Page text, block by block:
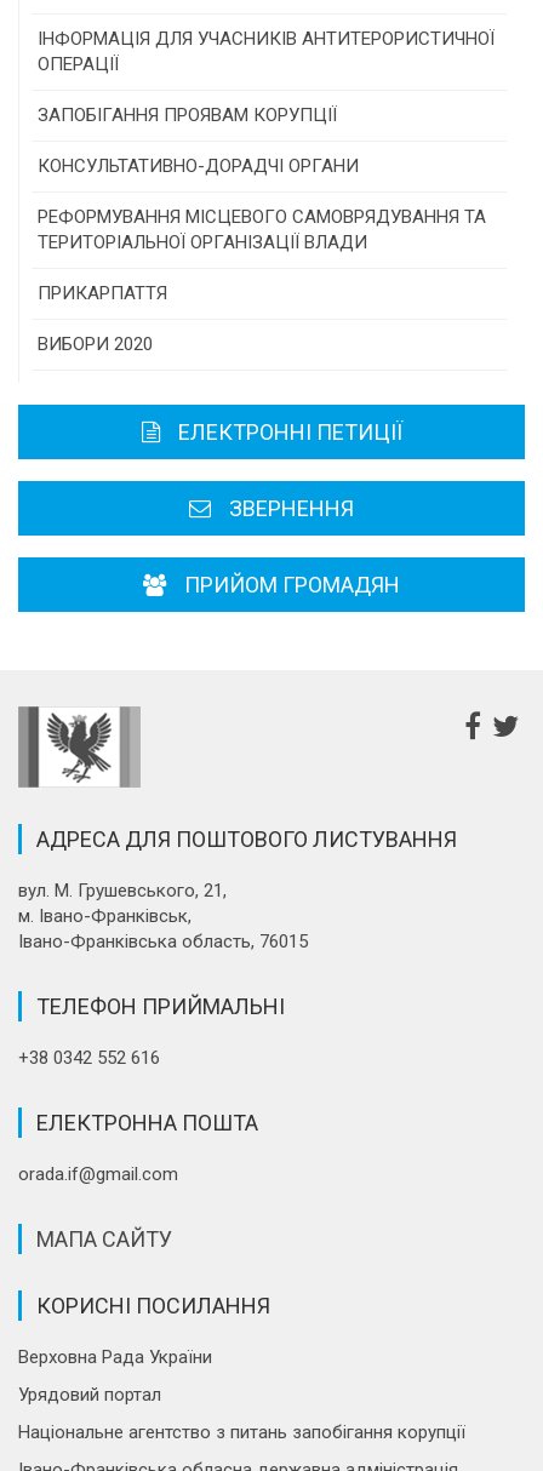
Конкурс проектів та програм місцевого
самоврядування
Конкурс інститутів громадянського суспільства
Програми/конкурси МТД
ІНФОРМАЦІЯ ДЛЯ УЧАСНИКІВ АНТИТЕРОРИСТИЧНОЇ
ОПЕРАЦІЇ
ЗАПОБІГАННЯ ПРОЯВАМ КОРУПЦІЇ
КОНСУЛЬТАТИВНО-ДОРАДЧІ ОРГАНИ
Консультативна рада
РЕФОРМУВАННЯ МІСЦЕВОГО САМОВРЯДУВАННЯ ТА
ТЕРИТОРІАЛЬНОЇ ОРГАНІЗАЦІЇ ВЛАДИ
ПРИКАРПАТТЯ
Історична довідка
Районні, міські ради
ВИБОРИ 2020
ЕЛЕКТРОННІ ПЕТИЦІЇ
ЗВЕРНЕННЯ
ПРИЙОМ ГРОМАДЯН
АДРЕСА ДЛЯ ПОШТОВОГО ЛИСТУВАННЯ
вул. М. Грушевського, 21,
м. Івано-Франківськ,
Івано-Франківська область, 76015
ТЕЛЕФОН ПРИЙМАЛЬНІ
+38 0342 552 616
ЕЛЕКТРОННА ПОШТА
orada.if@gmail.com
МАПА САЙТУ
КОРИСНІ ПОСИЛАННЯ
Верховна Рада України
Урядовий портал
Національне агентство з питань запобігання корупції